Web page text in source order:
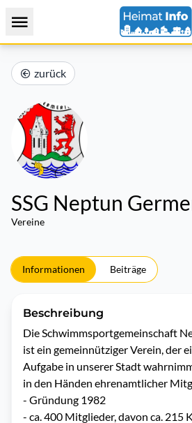
zurück
SSG Neptun
Vereine
Informationen Beiträge
Beschreibung
Die Schwimmsportgemeinschaft
ist ein gemeinnütziger Verein, der
Aufgabe in unserer Stadt
in den Händen ehrenamtlicher
- Gründung 1982
- ca. 400 Mitglieder, davon ca. 215